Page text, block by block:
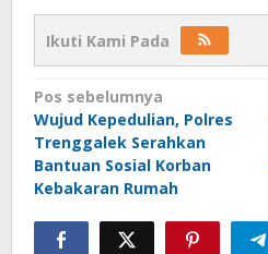
Ikuti Kami Pada
Navigasi
pos
Pos sebelumnya
Wujud Kepedulian, Polres
Trenggalek Serahkan
Bantuan Sosial Korban
Kebakaran Rumah